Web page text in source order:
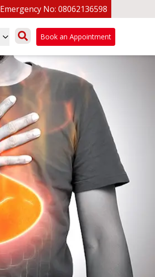
Emergency No: 08062136598
Book an Appointment